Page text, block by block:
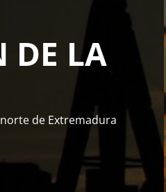
DE LA
de Extremadura